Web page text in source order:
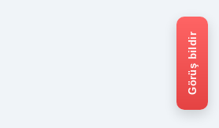
Görüş bildir